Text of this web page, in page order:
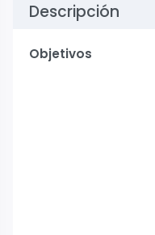
Descripción
Objetivos